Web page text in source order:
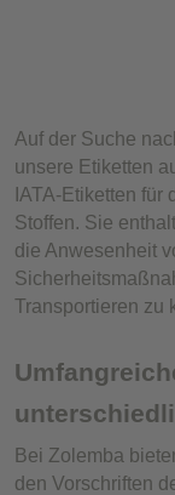
Auf der Suche
unsere Etiketten
IATA-Etiketten
Stoffen. Sie
die Anwesenheit
Transportieren zu
Bei Zolemba
den Vorschriften